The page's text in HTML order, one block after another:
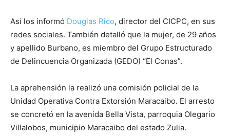
Así los informó Douglas Rico, director del CICPC, en sus
redes sociales. También detalló que la mujer, de 29 años
y apellido Burbano, es miembro del Grupo Estructurado
de Delincuencia Organizada (GEDO) “El Conas”.
La aprehensión la realizó una comisión policial de la
Unidad Operativa Contra Extorsión Maracaibo. El arresto
se concretó en la avenida Bella Vista, parroquia Olegario
Villalobos, municipio Maracaibo del estado Zulia.